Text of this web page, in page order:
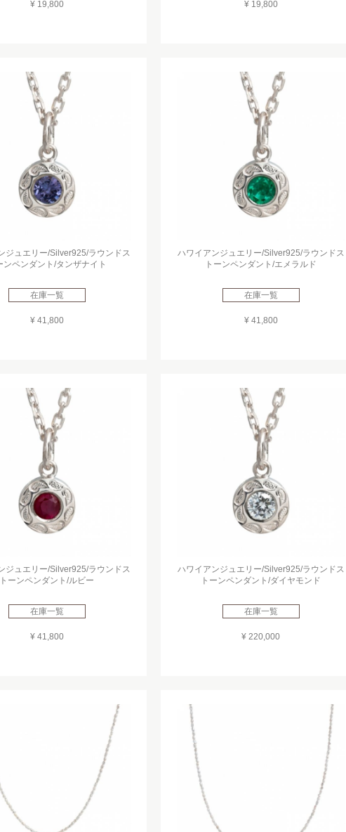
¥ 19,800 ¥ 19,800
ジュエリー/Silver925/ラウンドス
ンペンダント/タンザナイト
在庫一覧
¥ 41,800
ハワイアンジュエリー/Silver925/ラウンドス
トーンペンダント/エメラルド
在庫一覧
¥ 41,800
ジュエリー/Silver925/ラウンドス
トーンペンダント/ルビー
在庫一覧
¥ 41,800
ハワイアンジュエリー/Silver925/ラウンドス
トーンペンダント/ダイヤモンド
在庫一覧
¥ 220,000